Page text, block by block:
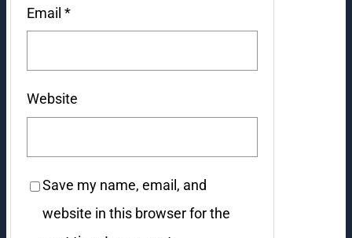
Email *
Website
Save my name, email, and
website in this browser for the